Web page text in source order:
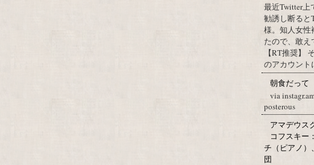
最近Twitter上
勧誘し断ると
様。知人女性
たので、敢え
【RT推奨】
のアカウント
朝食だって
via
posterous
アマデウス
コフスキー
チ（ピアノ）
団